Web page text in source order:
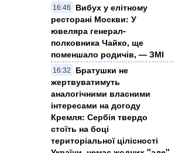
16:46
Вибух у елітному
ресторані Москви: У
ювеляра генерал-
полковника Чайко, ще
поменшало родичів, — ЗМІ
16:32
Братушки не
жертвуватимуть
аналогічними власними
інтересами на догоду
Кремля: Сербія твердо
стоїть на боці
територіальної цілісності